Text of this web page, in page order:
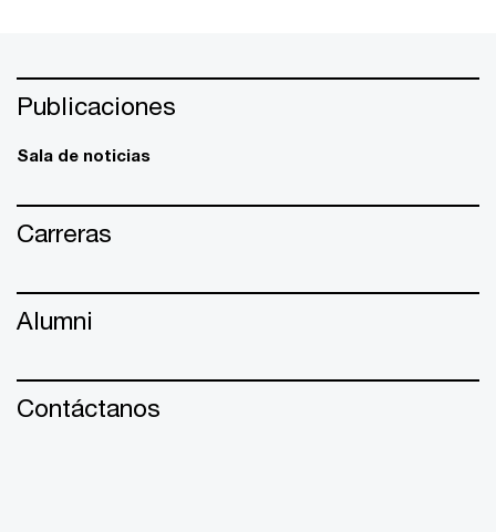
Publicaciones
Sala de noticias
Carreras
Alumni
Contáctanos